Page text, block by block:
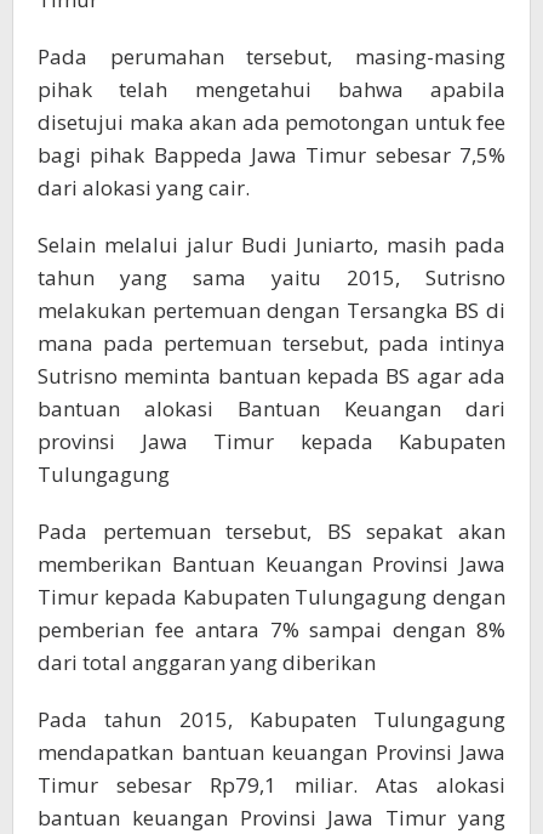
Pada perumahan tersebut, masing-masing
pihak telah mengetahui bahwa apabila
disetujui maka akan ada pemotongan untuk fee
bagi pihak Bappeda Jawa Timur sebesar 7,5%
dari alokasi yang cair.
Selain melalui jalur Budi Juniarto, masih pada
tahun yang sama yaitu 2015, Sutrisno
melakukan pertemuan dengan Tersangka BS di
mana pada pertemuan tersebut, pada intinya
Sutrisno meminta bantuan kepada BS agar ada
bantuan alokasi Bantuan Keuangan dari
provinsi Jawa Timur kepada Kabupaten
Tulungagung
Pada pertemuan tersebut, BS sepakat akan
memberikan Bantuan Keuangan Provinsi Jawa
Timur kepada Kabupaten Tulungagung dengan
pemberian fee antara 7% sampai dengan 8%
dari total anggaran yang diberikan
Pada tahun 2015, Kabupaten Tulungagung
mendapatkan bantuan keuangan Provinsi Jawa
Timur sebesar Rp79,1 miliar. Atas alokasi
bantuan keuangan Provinsi Jawa Timur yang